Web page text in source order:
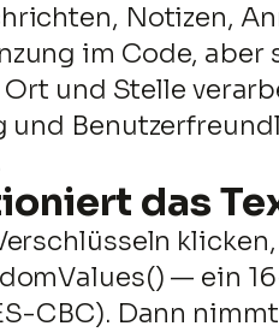
Notizen,
im Code,
und Stelle
und
das
— ein
CBC). Dann